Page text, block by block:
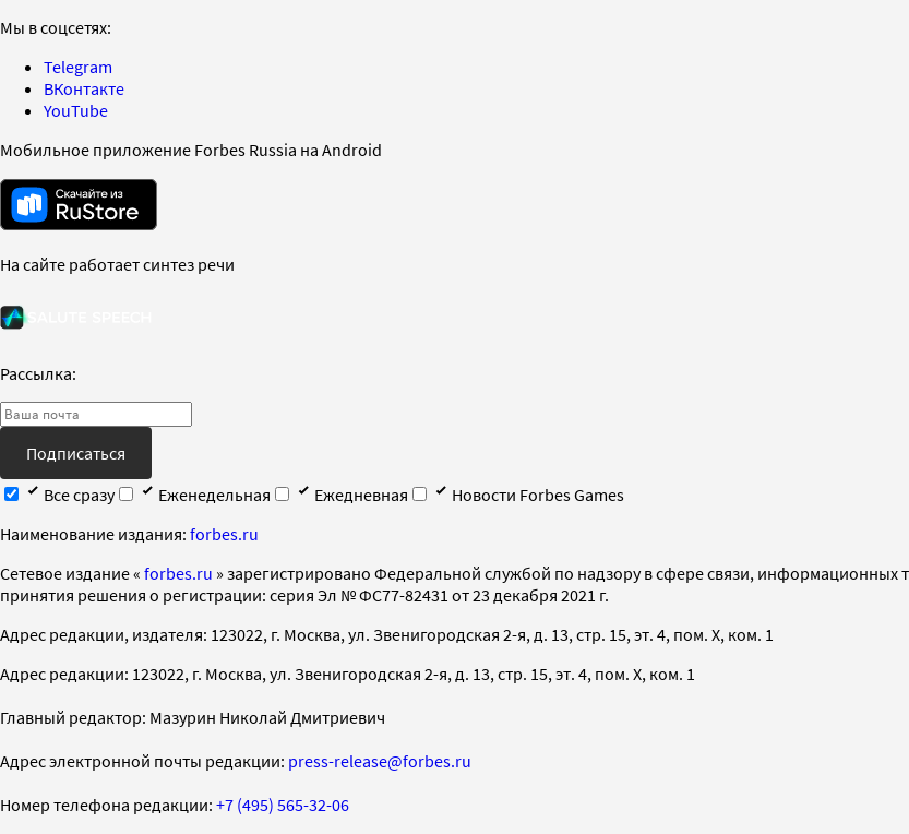
Мы в соцсетях:
Telegram
ВКонтакте
YouTube
Мобильное приложение Forbes Russia на Android
На сайте работает синтез речи
Рассылка:
Подписаться
Все сразу
Еженедельная Ежедневная
Новости Forbes Games
Наименование издания: forbes.ru
Cетевое издание « forbes.ru » зарегистрировано Федеральной службой по надзору в сфере связи,
принятия решения о регистрации: серия Эл № ФС77-82431 от 23 декабря 2021 г.
Адрес редакции, издателя: 123022, г. Москва, ул. Звенигородская 2-я, д. 13, стр. 15, эт. 4, пом. X, ком. 1
Адрес редакции: 123022, г. Москва, ул. Звенигородская 2-я, д. 13, стр. 15, эт. 4, пом. X, ком. 1
Главный редактор: Мазурин Николай Дмитриевич
Адрес электронной почты редакции: press-release@forbes.ru
Номер телефона редакции: +7 (495) 565-32-06